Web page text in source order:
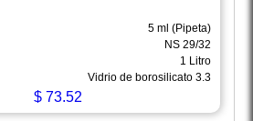
5 ml (Pipeta)
NS 29/32
1 Litro
Vidrio de borosilicato 3.3
$73.52